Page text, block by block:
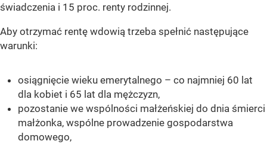
świadczenia i 15 proc. renty rodzinnej.
Aby otrzymać rentę wdowią trzeba spełnić następujące
warunki:
osiągnięcie wieku emerytalnego – co najmniej 60 lat
dla kobiet i 65 lat dla mężczyzn,
pozostanie we wspólności małżeńskiej do dnia śmierci
małżonka, wspólne prowadzenie gospodarstwa
domowego,